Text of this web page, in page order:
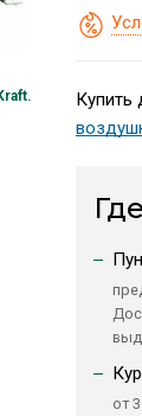
Купить
от